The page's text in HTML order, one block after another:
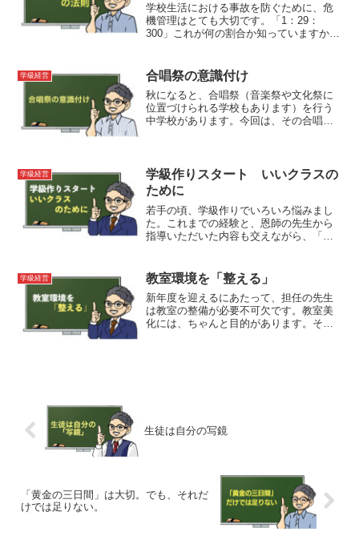
学校生活における事故を防ぐために、危
機管理はとても大切です。「1：29：
300」これが何の割合か知っていますか？
めていきましょう。
学級経営 合唱祭の意識付け
秋になると、合唱祭（音楽祭や文化祭に
位置づけられる学校もあります）を行う
中学校があります。今回は、その合唱祭
け」が重要になります。できるだけ早い
時期に、できるだけたくさんの生徒に意
識付けすることが必要です。何を確認し
て、どんな意識付けが考えられるか、と
いう視点で紹介できればと思います。
学級経営
学級作りスタート いいクラスの
ために
若手の頃、学級作りでいろいろ悩みまし
た。これまでの経験と、恩師の先生から
指導いただいた内容も交えながら、「ヒ
つ、学級開きの準備を進めていきましょ
う。
学級経営 教室環境を「整える」
新年度を迎えるにあたって、担任の先生
は教室の整備が必要不可欠です。教室美
化には、ちゃんと目的があります。その
生徒は自分の写鏡
「黄金の三日間」は大切。でも、それだ
けでは足りない。